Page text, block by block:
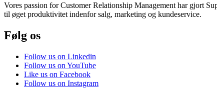
Vores passion for Customer Relationship Management har gjort
til øget produktivitet indenfor salg, marketing og kundeservice.
Følg os
Follow us on Linkedin
Follow us on YouTube
Like us on Facebook
Follow us on Instagram